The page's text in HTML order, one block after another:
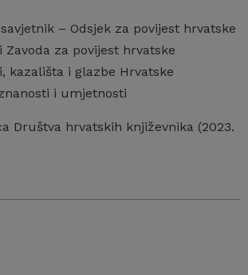
– Odsjek za povijest hrvatske
Zavoda za povijest hrvatske
kazališta i glazbe Hrvatske
i umjetnosti
Društva hrvatskih književnika (2023.